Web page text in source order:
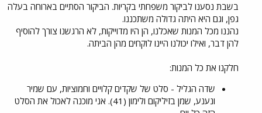
בשבת נסענו לביקור משפחתי בקריות. הביקור הסתיים בארוחה בעלה
גפן, וגם היא היתה גדולה משתכננו.
נהננו מכל המנות שאכלנו, הן היו מדוייקות, לא הרגשנו צורך להוסיף
להן דבר, ואילו יכולנו היינו לוקחים מהן הביתה.
חלקנו את כל המנות:
שדה הגליל - סלט של שקדים קלויים וחמוציות, עם שמיר
ונענע, שמן בזיליקום ולימון (41). אני מוכנה לאכול את הסלט